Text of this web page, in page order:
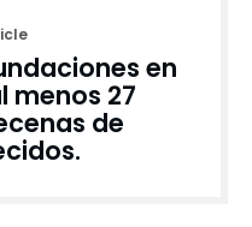
en
menos 27
de